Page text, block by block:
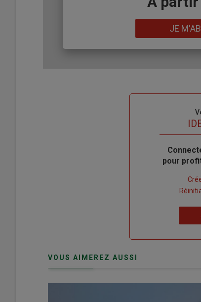
JE
Body
pour
compte"
VOUS AIMEREZ AUSSI